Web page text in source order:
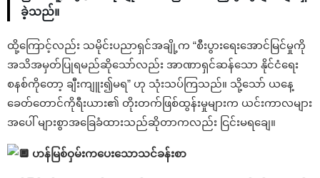
ခဲ့သည်။
ထို့ကြောင့်လည်း သမိုင်းပညာရှင်အချို့က “စီးပွားရေးအောင်မြင်မှုကို
အသိအမှတ်ပြုရမည်ဆိုသော်လည်း အာဏာရှင်ဆန်သော နိုင်ငံရေး
စနစ်ကိုတော့ ချီးကျူး၍မရ” ဟု သုံးသပ်ကြသည်။ သို့သော် ယနေ့
ခေတ်တောင်ကိုရီးယား၏ တိုးတက်ဖြစ်ထွန်းမှုများက ယင်းကာလများ
အပေါ် များစွာအခြေခံထားသည်ဆိုတာကလည်း ငြင်းမရချေ။
ဟန်မြစ်ဝှမ်းကပေးသောသင်ခန်းစာ